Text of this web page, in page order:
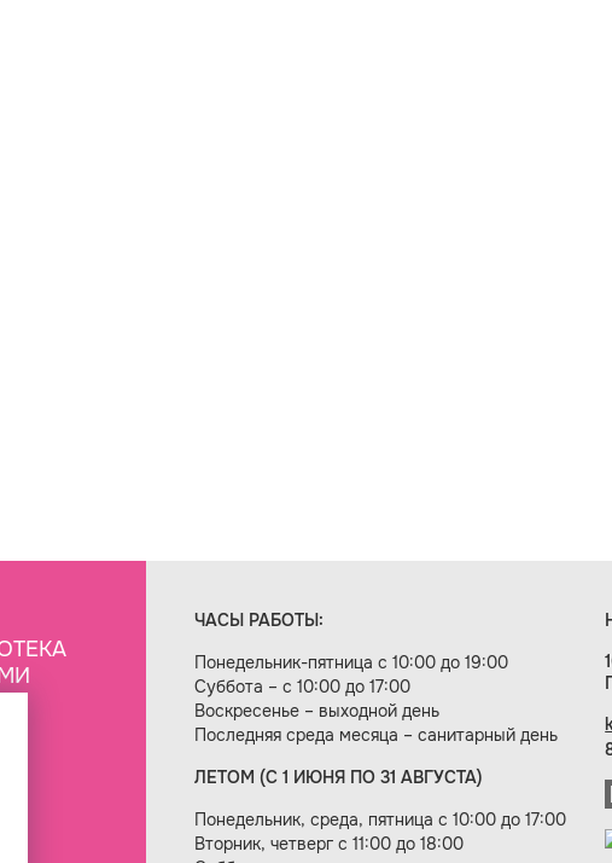
ЧАСЫ РАБОТЫ:
Понедельник-пятница с 10:00 до 19:00
Суббота – с 10:00 до 17:00
Воскресенье – выходной день
Последняя среда месяца – санитарный день
ЛЕТОМ (С 1 ИЮНЯ ПО 31 АВГУСТА)
Понедельник, среда, пятница с 10:00 до 17:00
Вторник, четверг с 11:00 до 18:00
Создание сайта — веб-студия «Цифровой век»